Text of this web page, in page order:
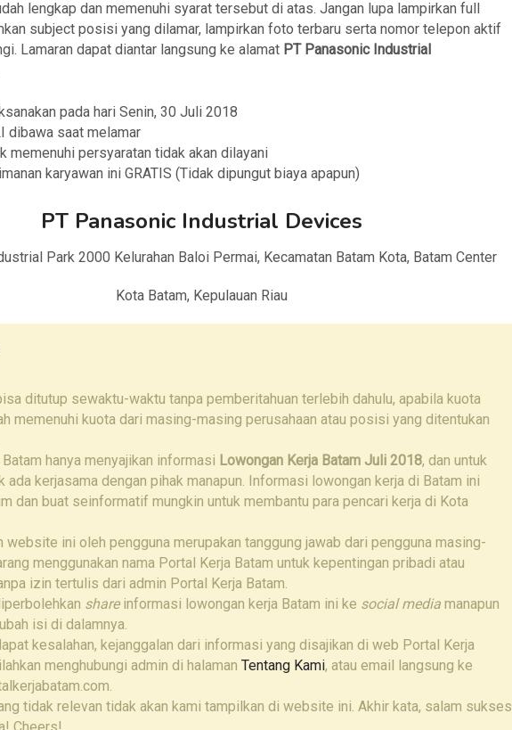
lengkap dan memenuhi syarat tersebut di atas. Jangan lupa lampirkan full
subject posisi yang dilamar, lampirkan foto terbaru serta nomor telepon aktif
Lamaran dapat diantar langsung ke alamat PT Panasonic Industrial
pada hari Senin, 30 Juli 2018
dibawa saat melamar
memenuhi persyaratan tidak akan dilayani
karyawan ini GRATIS (Tidak dipungut biaya apapun)
PT Panasonic Industrial Devices
Park 2000 Kelurahan Baloi Permai, Kecamatan Batam Kota, Batam Center
Kota Batam, Kepulauan Riau
ditutup sewaktu-waktu tanpa pemberitahuan terlebih dahulu, apabila kuota
memenuhi kuota dari masing-masing perusahaan atau posisi yang ditentukan
hanya menyajikan informasi Lowongan Kerja Batam Juli 2018, dan untuk
ada kerjasama dengan pihak manapun. Informasi lowongan kerja di Batam ini
dan buat seinformatif mungkin untuk membantu para pencari kerja di Kota
website ini oleh pengguna merupakan tanggung jawab dari pengguna masing-
menggunakan nama Portal Kerja Batam untuk kepentingan pribadi atau
izin tertulis dari admin Portal Kerja Batam.
shareinformasi lowongan kerja Batam ini ke social media manapun
isi di dalamnya.
kesalahan, kejanggalan dari informasi yang disajikan di web Portal Kerja
menghubungi admin di halaman Tentang Kami, atau email langsung ke
tidak relevan tidak akan kami tampilkan di website ini. Akhir kata, salam sukses
Cheers!